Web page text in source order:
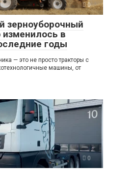
0
зерноуборочный
изменилось в
годы
— это не просто тракторы с
машины, от
0